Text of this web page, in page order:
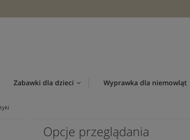
Zabawki dla dzieci Wyprawka dla niemowląt
Opcje przeglądania